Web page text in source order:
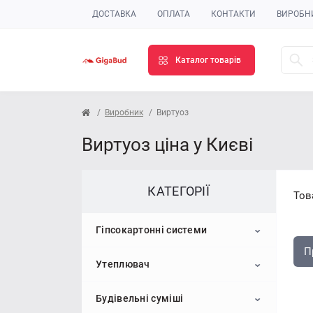
ДОСТАВКА ОПЛАТА КОНТАКТИ
Каталог товарів
Виробник Виртуоз
Виртуоз ціна у Києві
КАТЕГОРІЇ
Гіпсокартонні системи
Гіпсокартон
Стельовий гіпсокартон
Профіль для гіпсокартону
Утеплювач
Пінопласт
Будівельні суміші